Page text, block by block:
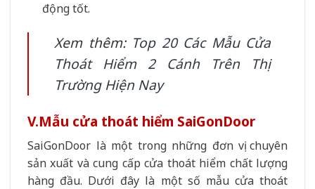
động tốt.
Xem thêm: Top 20 Các Mẫu Cửa
Thoát Hiểm 2 Cánh Trên Thị
Trường Hiện Nay
V.Mẫu cửa thoát hiểm SaiGonDoor
SaiGonDoor là một trong những đơn vị chuyên
sản xuất và cung cấp cửa thoát hiểm chất lượng
hàng đầu. Dưới đây là một số mẫu cửa thoát